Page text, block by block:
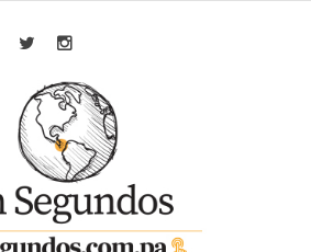
Facebook
TwitterInstagram